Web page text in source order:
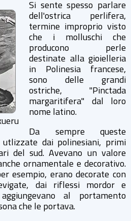
Si sente spesso parlare
dell'ostrica perlifera,
termine improprio visto
che i molluschi che
producono perle
destinate alla gioielleria
in Polinesia francese,
sono delle grandi
ostriche, "Pinctada
margaritifera" dal loro
nome latino.
Da sempre queste
dai polinesiani, primi
del sud. Avevano un valore
ornamentale e decorativo.
esempio, erano decorate con
dai riflessi mordor e
al portamento
che le portava.